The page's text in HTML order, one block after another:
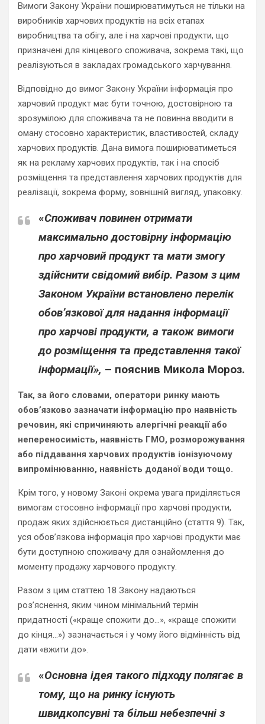
Вимоги Закону України поширюватимуться не тільки на
виробників харчових продуктів на всіх етапах
виробництва та обігу, але і на харчові продукти, що
призначені для кінцевого споживача, зокрема такі, що
реалізуються в закладах громадського харчування.
Відповідно до вимог Закону України інформація про
харчовий продукт має бути точною, достовірною та
зрозумілою для споживача та не повинна вводити в
оману стосовно характеристик, властивостей, складу
харчових продуктів. Дана вимога поширюватиметься
як на рекламу харчових продуктів, так і на спосіб
розміщення та представлення харчових продуктів для
реалізації, зокрема форму, зовнішній вигляд, упаковку.
«Споживач повинен отримати
максимально достовірну інформацію
про харчовий продукт та мати змогу
здійснити свідомий вибір. Разом з цим
Законом України встановлено перелік
обов’язкової для надання інформації
про харчові продукти, а також вимоги
до розміщення та представлення такої
інформації», – пояснив Микола Мороз.
Так, за його словами, оператори ринку мають
обов’язково зазначати інформацію про наявність
речовин, які спричиняють алергічні реакції або
непереносимість, наявність ГМО, розморожування
або піддавання харчових продуктів іонізуючому
випромінюванню, наявність доданої води тощо.
Крім того, у новому Законі окрема увага приділяється
вимогам стосовно інформації про харчові продукти,
продаж яких здійснюється дистанційно (стаття 9). Так,
уся обов’язкова інформація про харчові продукти має
бути доступною споживачу для ознайомлення до
моменту продажу харчового продукту.
Разом з цим статтею 18 Закону надаються
роз’яснення, яким чином мінімальний термін
придатності («краще спожити до…», «краще спожити
до кінця…») зазначається і у чому його відмінність від
дати «вжити до».
«Основна ідея такого підходу полягає в
тому, що на ринку існують
швидкопсувні та більш небезпечні з